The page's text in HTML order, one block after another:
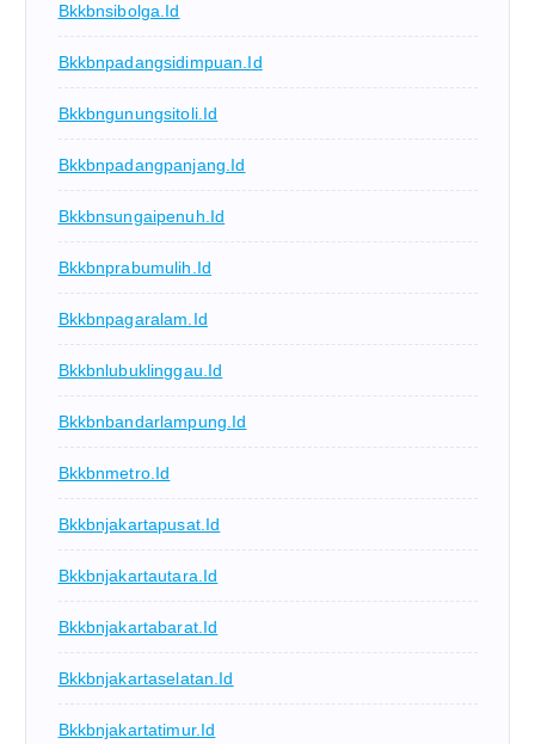
Bkkbnsibolga.id
Bkkbnpadangsidimpuan.id
Bkkbngunungsitoli.id
Bkkbnpadangpanjang.id
Bkkbnsungaipenuh.id
Bkkbnprabumulih.id
Bkkbnpagaralam.id
Bkkbnlubuklinggau.id
Bkkbnbandarlampung.id
Bkkbnmetro.id
Bkkbnjakartapusat.id
Bkkbnjakartautara.id
Bkkbnjakartabarat.id
Bkkbnjakartaselatan.id
Bkkbnjakartatimur.id